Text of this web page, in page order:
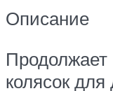
Описание
колясок